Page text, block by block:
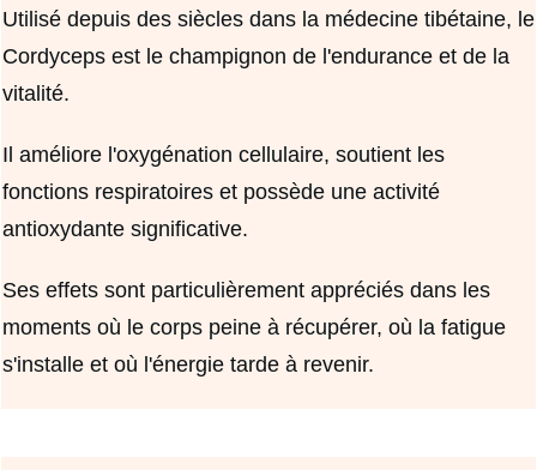
Utilisé depuis des siècles dans la médecine tibétaine, le
Cordyceps est le champignon de l'endurance et de la
vitalité.
Il améliore l'oxygénation cellulaire, soutient les
fonctions respiratoires et possède une activité
antioxydante significative.
Ses effets sont particulièrement appréciés dans les
moments où le corps peine à récupérer, où la fatigue
s'installe et où l'énergie tarde à revenir.